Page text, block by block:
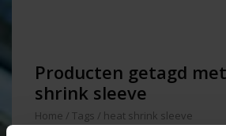
Producten getagd
shrink sleeve
Home / Tags / heat shrink sleeve